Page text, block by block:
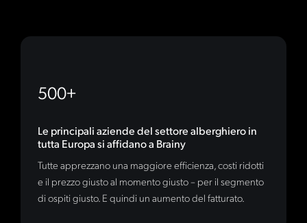
500+
Le principali aziende del settore alberghiero in
tutta Europa si affidano a Brainy
Tutte apprezzano una maggiore efficienza, costi ridotti
e il prezzo giusto al momento giusto – per il segmento
di ospiti giusto. E quindi un aumento del fatturato.